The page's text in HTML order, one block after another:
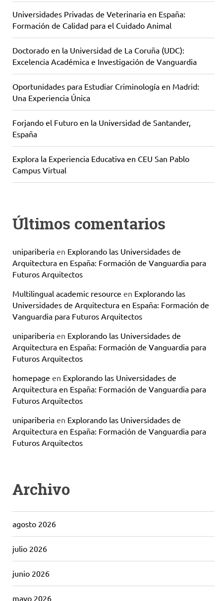
Universidades Privadas de Veterinaria en España:
Formación de Calidad para el Cuidado Animal
Doctorado en la Universidad de La Coruña (UDC):
Excelencia Académica e Investigación de Vanguardia
Oportunidades para Estudiar Criminología en Madrid:
Una Experiencia Única
Forjando el Futuro en la Universidad de Santander,
España
Explora la Experiencia Educativa en CEU San Pablo
Campus Virtual
Últimos comentarios
unipariberia en Explorando las Universidades de
Arquitectura en España: Formación de Vanguardia para
Futuros Arquitectos
Multilingual academic resource en Explorando las
Universidades de Arquitectura en España: Formación de
Vanguardia para Futuros Arquitectos
unipariberia en Explorando las Universidades de
Arquitectura en España: Formación de Vanguardia para
Futuros Arquitectos
homepage en Explorando las Universidades de
Arquitectura en España: Formación de Vanguardia para
Futuros Arquitectos
unipariberia en Explorando las Universidades de
Arquitectura en España: Formación de Vanguardia para
Futuros Arquitectos
Archivo
agosto 2026
julio 2026
junio 2026
mayo 2026